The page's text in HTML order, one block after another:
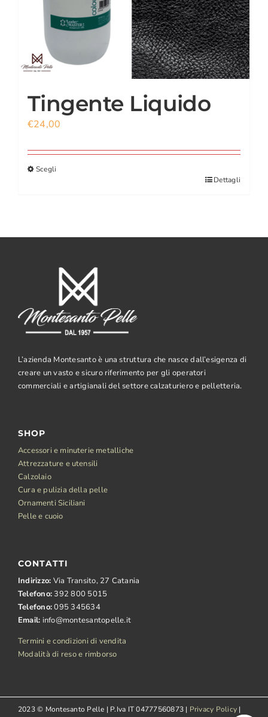
Tingente Liquido
€24,00
Scegli
Dettagli
L’azienda Montesanto è una struttura che nasce dall’esigenza di
creare un vasto e sicuro riferimento per gli operatori
commerciali e artigianali del settore calzaturiero e pelletteria.
SHOP
Accessori e minuterie metalliche
Attrezzature e utensili
Calzolaio
Cura e pulizia della pelle
Ornamenti Siciliani
Pelle e cuoio
CONTATTI
Indirizzo: Via Transito, 27 Catania
Telefono: 392 800 5015
Telefono:095 345634
Email: info@montesantopelle.it
Termini e condizioni di vendita
Modalità di reso e rimborso
2023 © Montesanto Pelle | P.Iva IT 04777560873 | Privacy Policy |